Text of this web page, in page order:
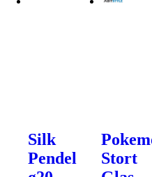
Silk
Pendel
Stort